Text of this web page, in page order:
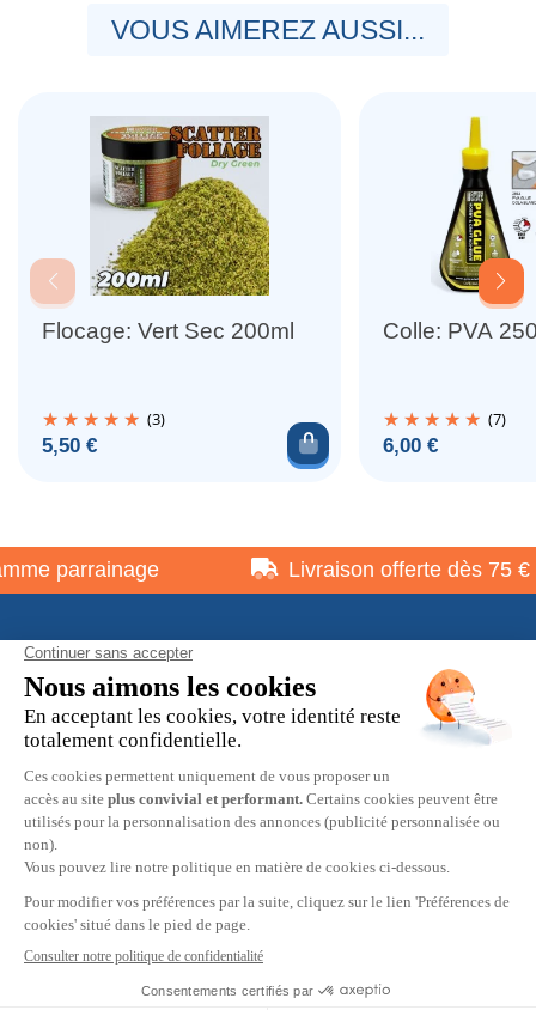
VOUS AIMEREZ AUSSI...
Flocage: Vert Sec 200ml
(3)
Prix
5,50 € Ajouter au panier
Colle: PVA
(7)
Prix
6,00 €
parrainage Livraison offerte dès 75 €
À propos
Informations pratiques
Restons en contact
© 2026 HOBBY MAX -Mentions légales
confidentialité-Préférences cookies-